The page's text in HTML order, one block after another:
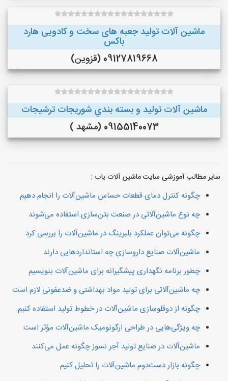
ماشین آلات تولید جعبه های سخت و کادویی هارد
باکس
09127819668 (قزوین)
ماشین آلات توليد و بسته بندي شوريجات ترشيجات
09155140073 (مشهد )
سایر مطالب آموزشی سایت ماشین آلات یاب :
چگونه کنترل دمای قطعات حساس ماشین‌آلات را انجام دهیم
چه نوع ماشین‌آلاتی در صنعت بتن‌سازی استفاده می‌شوند
چگونه می‌توان عملکرد بلبرینگ در ماشین‌آلات را بررسی کرد
ماشین‌آلات صنایع داروسازی چه استانداردهایی دارند
چطور برنامه نگهداری پیشگیرانه برای ماشین‌آلات بنویسیم
چه ماشین‌آلاتی برای تولید مواد بهداشتی و ضدعفونی لازم است
چگونه از دوقلو‌سازی ماشین‌آلات در خطوط تولید استفاده کنیم
چه ویژگی‌هایی در طراحی ارگونومیک ماشین‌آلات مؤثر است
ماشین‌آلات در صنایع تولید آجر نسوز چگونه عمل می‌کنند
چگونه بازار دست‌دوم ماشین‌آلات را تحلیل کنیم